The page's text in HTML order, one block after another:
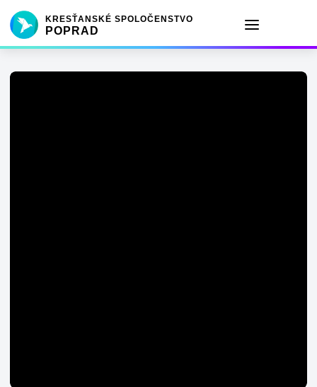
KRESŤANSKÉ SPOLOČENSTVO
POPRAD